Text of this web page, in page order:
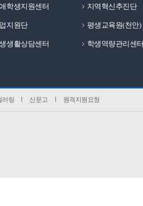
학생지원센터 지역혁신추진단
지원단 평생교육원(천안)
생활상담센터 학생역량관리센터
러링 신문고 원격지원요청